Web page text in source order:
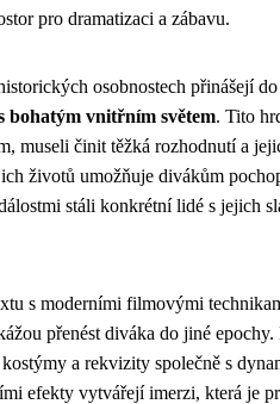
pro dramatizaci a zábavu.
osobnostech přinášejí
bohatým vnitřním světem. Tito
museli činit těžká rozhodnutí a
životů umožňuje divákům
stáli konkrétní lidé s jejich
s moderními filmovými
přenést diváka do jiné
a rekvizity společně s
efekty vytvářejí imerzi, která je